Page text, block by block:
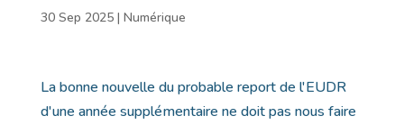
30 Sep 2025 | Numérique
La bonne nouvelle du probable report de l'EUDR
d'une année supplémentaire ne doit pas nous faire